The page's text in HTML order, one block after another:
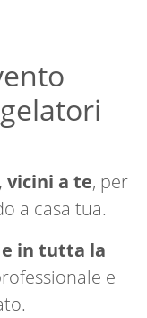
vicini a te, per
a casa tua.
e in tutta la
e